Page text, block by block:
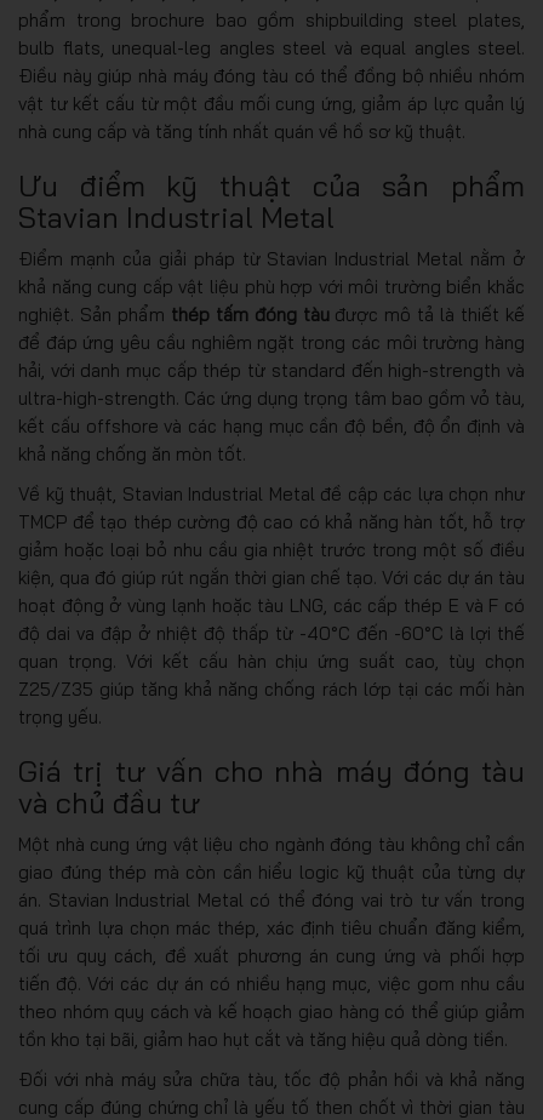
phẩm trong brochure bao gồm shipbuilding steel plates,
bulb flats, unequal-leg angles steel và equal angles steel.
Điều này giúp nhà máy đóng tàu có thể đồng bộ nhiều nhóm
vật tư kết cấu từ một đầu mối cung ứng, giảm áp lực quản lý
nhà cung cấp và tăng tính nhất quán về hồ sơ kỹ thuật.
Ưu điểm kỹ thuật của sản phẩm
Stavian Industrial Metal
Điểm mạnh của giải pháp từ Stavian Industrial Metal nằm ở
khả năng cung cấp vật liệu phù hợp với môi trường biển khắc
nghiệt. Sản phẩm thép tấm đóng tàuđược mô tả là thiết kế
để đáp ứng yêu cầu nghiêm ngặt trong các môi trường hàng
hải, với danh mục cấp thép từ standard đến high-strength và
ultra-high-strength. Các ứng dụng trọng tâm bao gồm vỏ tàu,
kết cấu offshore và các hạng mục cần độ bền, độ ổn định và
khả năng chống ăn mòn tốt.
Về kỹ thuật, Stavian Industrial Metal đề cập các lựa chọn như
TMCP để tạo thép cường độ cao có khả năng hàn tốt, hỗ trợ
giảm hoặc loại bỏ nhu cầu gia nhiệt trước trong một số điều
kiện, qua đó giúp rút ngắn thời gian chế tạo. Với các dự án tàu
hoạt động ở vùng lạnh hoặc tàu LNG, các cấp thép E và F có
độ dai va đập ở nhiệt độ thấp từ -40°C đến -60°C là lợi thế
quan trọng. Với kết cấu hàn chịu ứng suất cao, tùy chọn
Z25/Z35 giúp tăng khả năng chống rách lớp tại các mối hàn
trọng yếu.
Giá trị tư vấn cho nhà máy đóng tàu
và chủ đầu tư
Một nhà cung ứng vật liệu cho ngành đóng tàu không chỉ cần
giao đúng thép mà còn cần hiểu logic kỹ thuật của từng dự
án. Stavian Industrial Metal có thể đóng vai trò tư vấn trong
quá trình lựa chọn mác thép, xác định tiêu chuẩn đăng kiểm,
tối ưu quy cách, đề xuất phương án cung ứng và phối hợp
tiến độ. Với các dự án có nhiều hạng mục, việc gom nhu cầu
theo nhóm quy cách và kế hoạch giao hàng có thể giúp giảm
tồn kho tại bãi, giảm hao hụt cắt và tăng hiệu quả dòng tiền.
Đối với nhà máy sửa chữa tàu, tốc độ phản hồi và khả năng
cung cấp đúng chứng chỉ là yếu tố then chốt vì thời gian tàu